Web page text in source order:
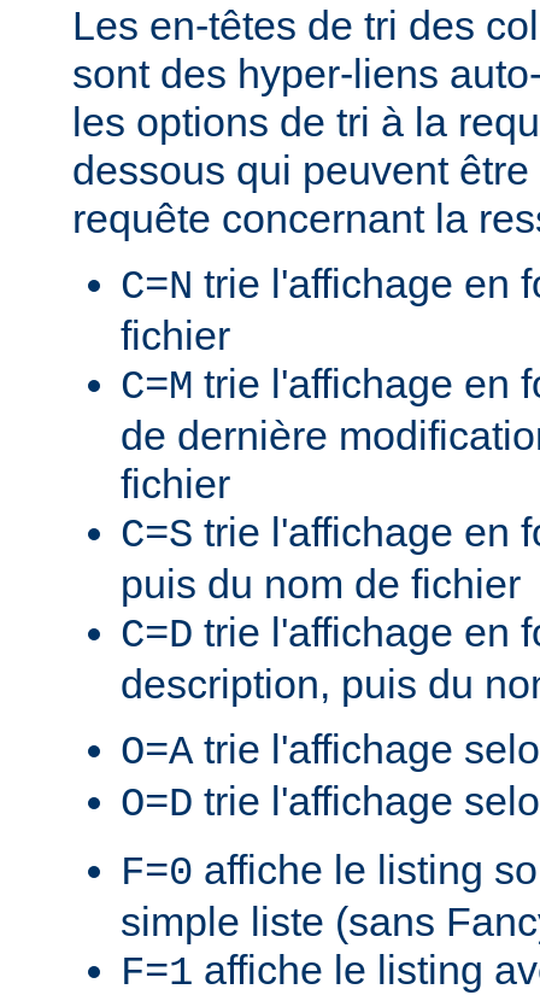
Les en-têtes de tri des
sont des hyper-liens
les options de tri à la
dessous qui peuvent
requête concernant la
C=N trie l'affichage en
fichier
C=M trie l'affichage en
de dernière
fichier
C=S trie l'affichage en
puis du nom de fichier
C=D trie l'affichage en
description, puis du
O=A trie l'affichage
O=D trie l'affichage
F=0 affiche le listing
simple liste (sans
F=1 affiche le listing